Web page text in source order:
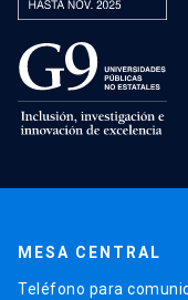
MESA CENTRAL
Teléfono para